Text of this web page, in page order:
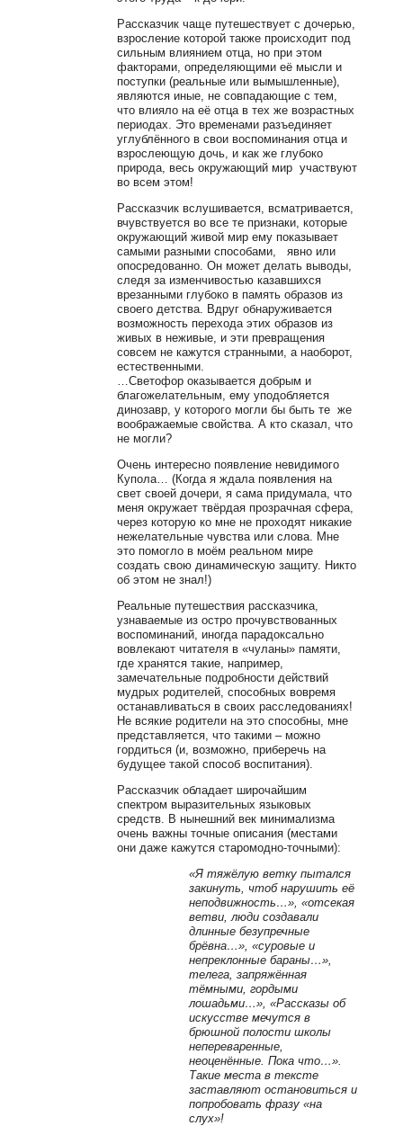
Рассказчик чаще путешествует с дочерью,
взросление которой также происходит под
сильным влиянием отца, но при этом
факторами, определяющими её мысли и
поступки (реальные или вымышленные),
являются иные, не совпадающие с тем,
что влияло на её отца в тех же возрастных
периодах. Это временами разъединяет
углублённого в свои воспоминания отца и
взрослеющую дочь, и как же глубоко
природа, весь окружающий мир участвуют
во всем этом!
Рассказчик вслушивается, всматривается,
вчувствуется во все те признаки, которые
окружающий живой мир ему показывает
самыми разными способами, явно или
опосредованно. Он может делать выводы,
следя за изменчивостью казавшихся
врезанными глубоко в память образов из
своего детства. Вдруг обнаруживается
возможность перехода этих образов из
живых в неживые, и эти превращения
совсем не кажутся странными, а наоборот,
естественными.
…Светофор оказывается добрым и
благожелательным, ему уподобляется
динозавр, у которого могли бы быть те же
воображаемые свойства. А кто сказал, что
не могли?
Очень интересно появление невидимого
Купола… (Когда я ждала появления на
свет своей дочери, я сама придумала, что
меня окружает твёрдая прозрачная сфера,
через которую ко мне не проходят никакие
нежелательные чувства или слова. Мне
это помогло в моём реальном мире
создать свою динамическую защиту. Никто
об этом не знал!)
Реальные путешествия рассказчика,
узнаваемые из остро прочувствованных
воспоминаний, иногда парадоксально
вовлекают читателя в «чуланы» памяти,
где хранятся такие, например,
замечательные подробности действий
мудрых родителей, способных вовремя
останавливаться в своих расследованиях!
Не всякие родители на это способны, мне
представляется, что такими – можно
гордиться (и, возможно, приберечь на
будущее такой способ воспитания).
Рассказчик обладает широчайшим
спектром выразительных языковых
средств. В нынешний век минимализма
очень важны точные описания (местами
они даже кажутся старомодно-точными):
«Я тяжёлую ветку пытался
закинуть, чтоб нарушить её
неподвижность…», «отсекая
ветви, люди создавали
длинные безупречные
брёвна…», «суровые и
непреклонные бараны…»,
телега, запряжённая
тёмными, гордыми
лошадьми…», «Рассказы об
искусстве мечутся в
брюшной полости школы
непереваренные,
неоценённые. Пока что…».
Такие места в тексте
заставляют остановиться и
попробовать фразу «на
слух»!